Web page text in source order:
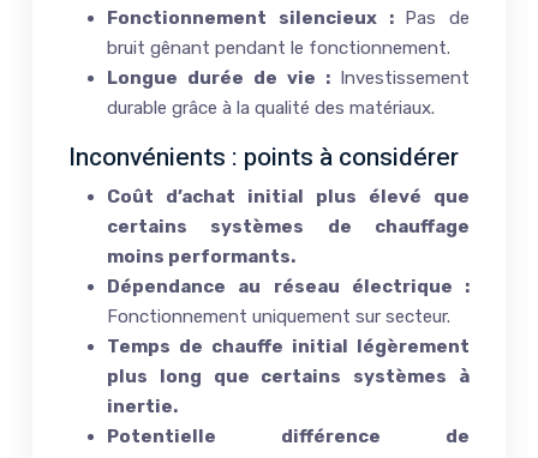
Fonctionnement silencieux : Pas de
bruit gênant pendant le fonctionnement.
Longue durée de vie : Investissement
durable grâce à la qualité des matériaux.
Inconvénients : points à considérer
Coût d’achat initial plus élevé que
certains systèmes de chauffage
moins performants.
Dépendance au réseau électrique :
Fonctionnement uniquement sur secteur.
Temps de chauffe initial légèrement
plus long que certains systèmes à
inertie.
Potentielle différence de